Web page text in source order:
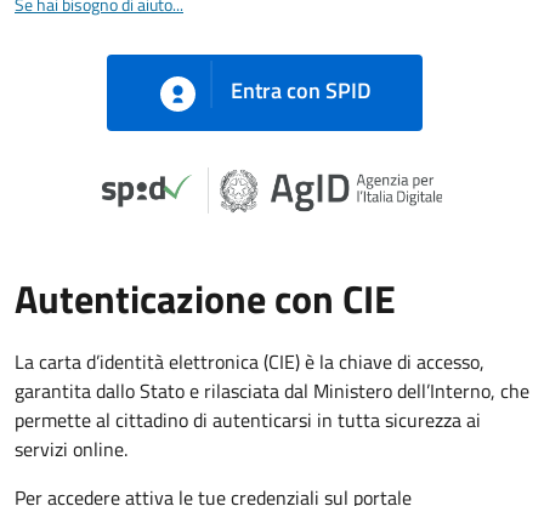
Entra con SPID
Autenticazione con CIE
La carta d’identità elettronica (CIE) è la chiave di accesso,
garantita dallo Stato e rilasciata dal Ministero dell’Interno, che
permette al cittadino di autenticarsi in tutta sicurezza ai
servizi online.
Per accedere attiva le tue credenziali sul portale